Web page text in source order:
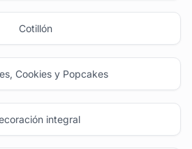
Cotillón
Cookies y Popcakes
integral